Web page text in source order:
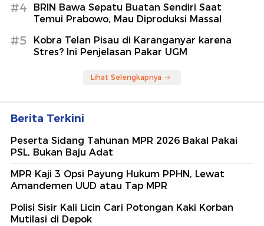
#4
BRIN Bawa Sepatu Buatan Sendiri Saat
Temui Prabowo, Mau Diproduksi Massal
#5
Kobra Telan Pisau di Karanganyar karena
Stres? Ini Penjelasan Pakar UGM
Lihat Selengkapnya
Berita Terkini
Peserta Sidang Tahunan MPR 2026 Bakal Pakai
PSL, Bukan Baju Adat
MPR Kaji 3 Opsi Payung Hukum PPHN, Lewat
Amandemen UUD atau Tap MPR
Polisi Sisir Kali Licin Cari Potongan Kaki Korban
Mutilasi di Depok